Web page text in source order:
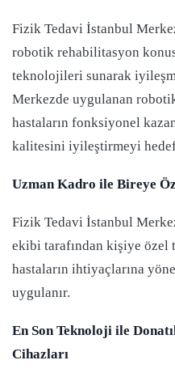
Fizik Tedavi İstanbul
robotik rehabilitasyon
teknolojileri sunarak
Merkezde uygulanan
hastaların fonksiyonel
kalitesini iyileştirmeyi
Uzman Kadro ile Bireye
Fizik Tedavi İstanbul
ekibi tarafından kişiye özel
hastaların ihtiyaçlarına
uygulanır.
En Son Teknoloji ile
Cihazları